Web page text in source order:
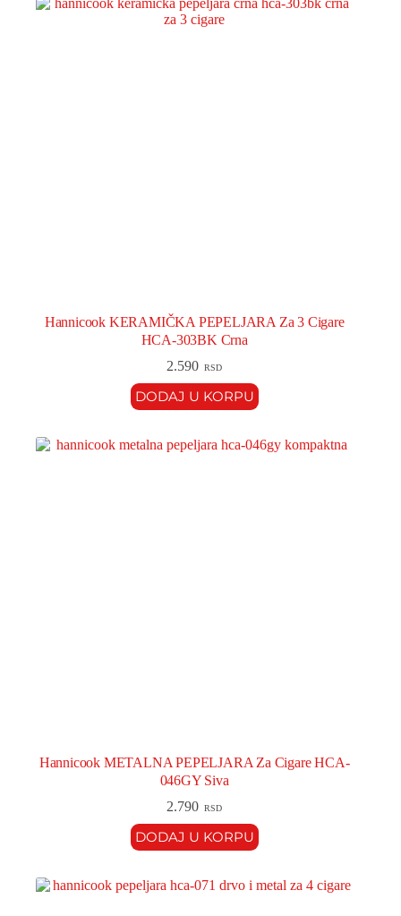
Hannicook KERAMIČKA PEPELJARA Za 3 Cigare
HCA-303BK Crna
2.590 RSD
DODAJ U KORPU
Hannicook METALNA PEPELJARA Za Cigare HCA-
046GY Siva
2.790 RSD
DODAJ U KORPU